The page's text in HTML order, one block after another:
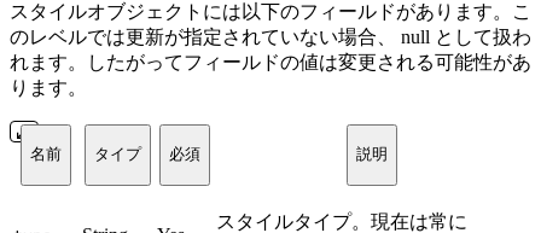
スタイルオブジェクトには以下のフィールドがあります。こ
のレベルでは更新が指定されていない場合、 null として扱わ
れます。したがってフィールドの値は変更される可能性があ
ります。
名前 タイプ 必須 説明
スタイルタイプ。現在は常に